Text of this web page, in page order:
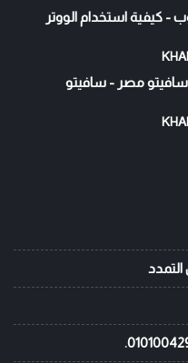
- كيفية استخدام الووتر
مصر - سافيتو